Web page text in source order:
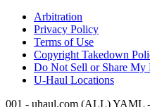
Arbitration
Privacy Policy
Terms of Use
Copyright Takedown
Do Not Sell or Share My
U-Haul Locations
001 - uhaul.com (ALL) YAML